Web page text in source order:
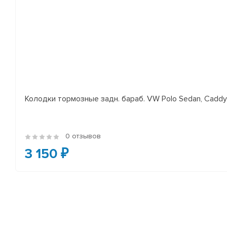
Колодки тормозные задн. бараб. VW Polo Sedan, Caddy
0 отзывов
3 150 ₽